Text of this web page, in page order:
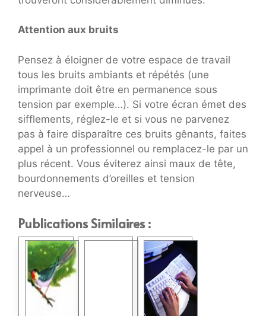
Attention aux bruits
Pensez à éloigner de votre espace de travail
tous les bruits ambiants et répétés (une
imprimante doit être en permanence sous
tension par exemple…). Si votre écran émet des
sifflements, réglez-le et si vous ne parvenez
pas à faire disparaître ces bruits gênants, faites
appel à un professionnel ou remplacez-le par un
plus récent. Vous éviterez ainsi maux de tête,
bourdonnements d’oreilles et tension
nerveuse…
Publications Similaires :